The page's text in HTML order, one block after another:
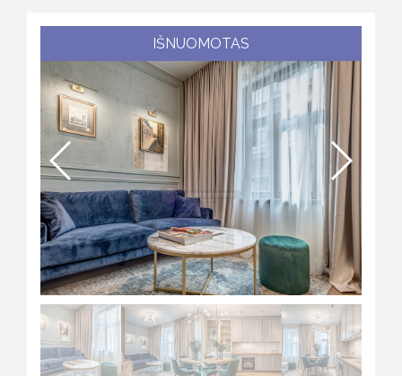
IŠNUOMOTAS